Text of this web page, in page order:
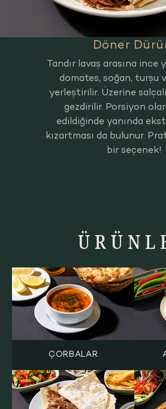
Döner
Tandır lavaş arasına ince
domates, soğan, turşu
yerleştirilir. Üzerine
gezdirilir. Porsiyon
edildiğinde yanında
kızartması da bulunur.
bir seçenek!
ÇORBALAR